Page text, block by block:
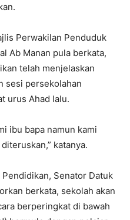
Perwakilan Penduduk
Ab Manan pula berkata,
telah menjelaskan
sesi persekolahan
urus Ahad lalu.
ibu bapa namun kami
katanya.
Senator Datuk
berkata, sekolah akan
berperingkat di bawah